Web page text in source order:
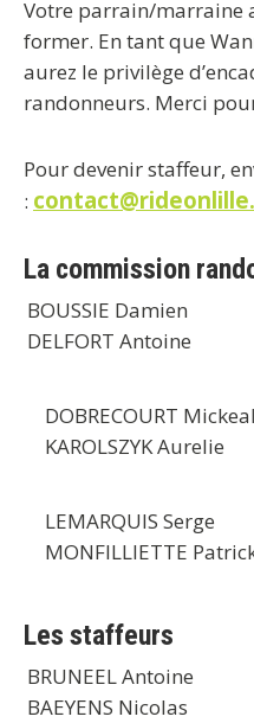
Votre parrain/marraine
former. En tant que
aurez le privilège
randonneurs. Merci
Pour devenir staffeur,
:
La commission
BOUSSIE Damien
DELFORT Antoine
DOBRECOURT Mickeal
KAROLSZYK Aurelie
LEMARQUIS Serge
MONFILLIETTE
Les staffeurs
BRUNEEL Antoine
BAEYENS Nicolas